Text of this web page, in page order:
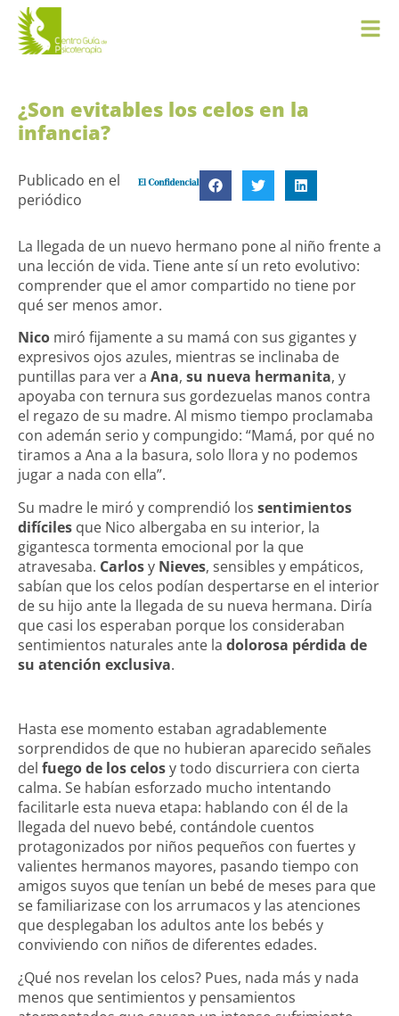
¿Son evitables los celos en la
infancia?
Publicado en el
periódico
La llegada de un nuevo hermano pone al niño frente a
una lección de vida. Tiene ante sí un reto evolutivo:
comprender que el amor compartido no tiene por
qué ser menos amor.
Nico miró fijamente a su mamá con sus gigantes y
expresivos ojos azules, mientras se inclinaba de
puntillas para ver a Ana, su nueva hermanita, y
apoyaba con ternura sus gordezuelas manos contra
el regazo de su madre. Al mismo tiempo proclamaba
con ademán serio y compungido: “Mamá, por qué no
tiramos a Ana a la basura, solo llora y no podemos
jugar a nada con ella”.
Su madre le miró y comprendió los sentimientos
difíciles que Nico albergaba en su interior, la
gigantesca tormenta emocional por la que
atravesaba. Carlosy Nieves, sensibles y empáticos,
sabían que los celos podían despertarse en el interior
de su hijo ante la llegada de su nueva hermana. Diría
que casi los esperaban porque los consideraban
sentimientos naturales ante la dolorosa pérdida de
su atención exclusiva.
Hasta ese momento estaban agradablemente
sorprendidos de que no hubieran aparecido señales
del fuego de los celosy todo discurriera con cierta
calma. Se habían esforzado mucho intentando
facilitarle esta nueva etapa: hablando con él de la
llegada del nuevo bebé, contándole cuentos
protagonizados por niños pequeños con fuertes y
valientes hermanos mayores, pasando tiempo con
amigos suyos que tenían un bebé de meses para que
se familiarizase con los arrumacos y las atenciones
que desplegaban los adultos ante los bebés y
conviviendo con niños de diferentes edades.
¿Qué nos revelan los celos? Pues, nada más y nada
menos que sentimientos y pensamientos